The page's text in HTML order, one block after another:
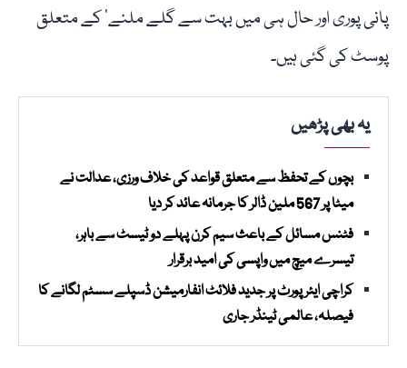
پانی پوری اور حال ہی میں بہت سے گلے ملنے‘ کے متعلق
پوسٹ کی گئی ہیں۔
یہ بھی پڑھیں
بچوں کے تحفظ سے متعلق قواعد کی خلاف ورزی، عدالت نے
میٹا پر 567 ملین ڈالر کا جرمانہ عائد کر دیا
فٹنس مسائل کے باعث سیم کرن پہلے دو ٹیسٹ سے باہر،
تیسرے میچ میں واپسی کی امید برقرار
کراچی ایئرپورٹ پر جدید فلائٹ انفارمیشن ڈسپلے سسٹم لگانے کا
فیصلہ، عالمی ٹینڈر جاری